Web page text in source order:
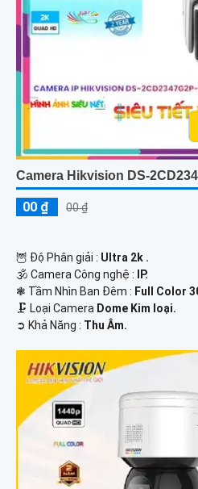
Camera Hikvision DS-
00 ₫ 00 ₫
🦉 Độ Phân giải : Ultra 2k .
🕉️ Camera Công nghệ :
IP.
❃ Tầm Nhìn Ban Đêm : Full Color
🗜️ Loại Camera Dome Kim loại.
️➲ Khả Năng : Thu Âm.